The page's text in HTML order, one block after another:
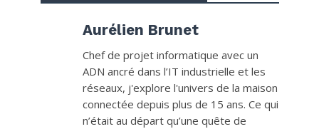
Aurélien Brunet
Chef de projet informatique avec un
ADN ancré dans l’IT industrielle et les
réseaux, j'explore l'univers de la maison
connectée depuis plus de 15 ans. Ce qui
n’était au départ qu’une quête de